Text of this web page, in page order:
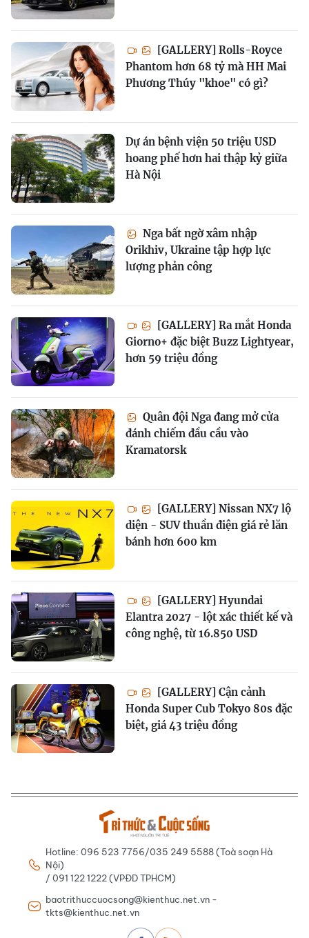
[GALLERY] Rolls-Royce
Phantom hơn 68 tỷ mà HH Mai
Phương Thúy "khoe" có gì?
Dự án bệnh viện 50 triệu USD
hoang phế hơn hai thập kỷ giữa
Hà Nội
Nga bất ngờ xâm nhập
Orikhiv, Ukraine tập hợp lực
lượng phản công
[GALLERY] Ra mắt Honda
Giorno+ đặc biệt Buzz Lightyear,
hơn 59 triệu đồng
Quân đội Nga đang mở cửa
đánh chiếm đầu cầu vào
Kramatorsk
[GALLERY] Nissan NX7 lộ
diện - SUV thuần điện giá rẻ lăn
bánh hơn 600 km
[GALLERY] Hyundai
Elantra 2027 - lột xác thiết kế và
công nghệ, từ 16.850 USD
[GALLERY] Cận cảnh
Honda Super Cub Tokyo 80s đặc
biệt, giá 43 triệu đồng
Hotline: 096 523 7756/035 249 5588 (Toà soạn Hà
Nội)
/ 091 122 1222 (VPĐD TPHCM)
baotrithuccuocsong@kienthuc.net.vn -
tkts@kienthuc.net.vn